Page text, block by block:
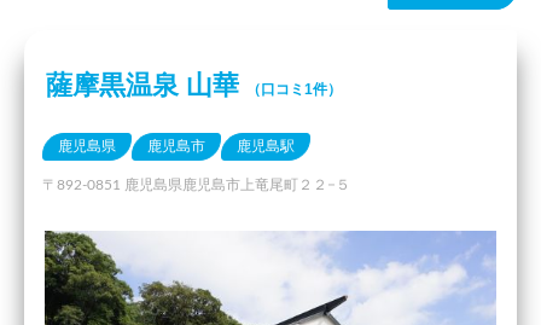
薩摩黒温泉 山華 （口コミ1件）
鹿児島県 鹿児島市 鹿児島駅
〒892-0851 鹿児島県鹿児島市上竜尾町２２−５